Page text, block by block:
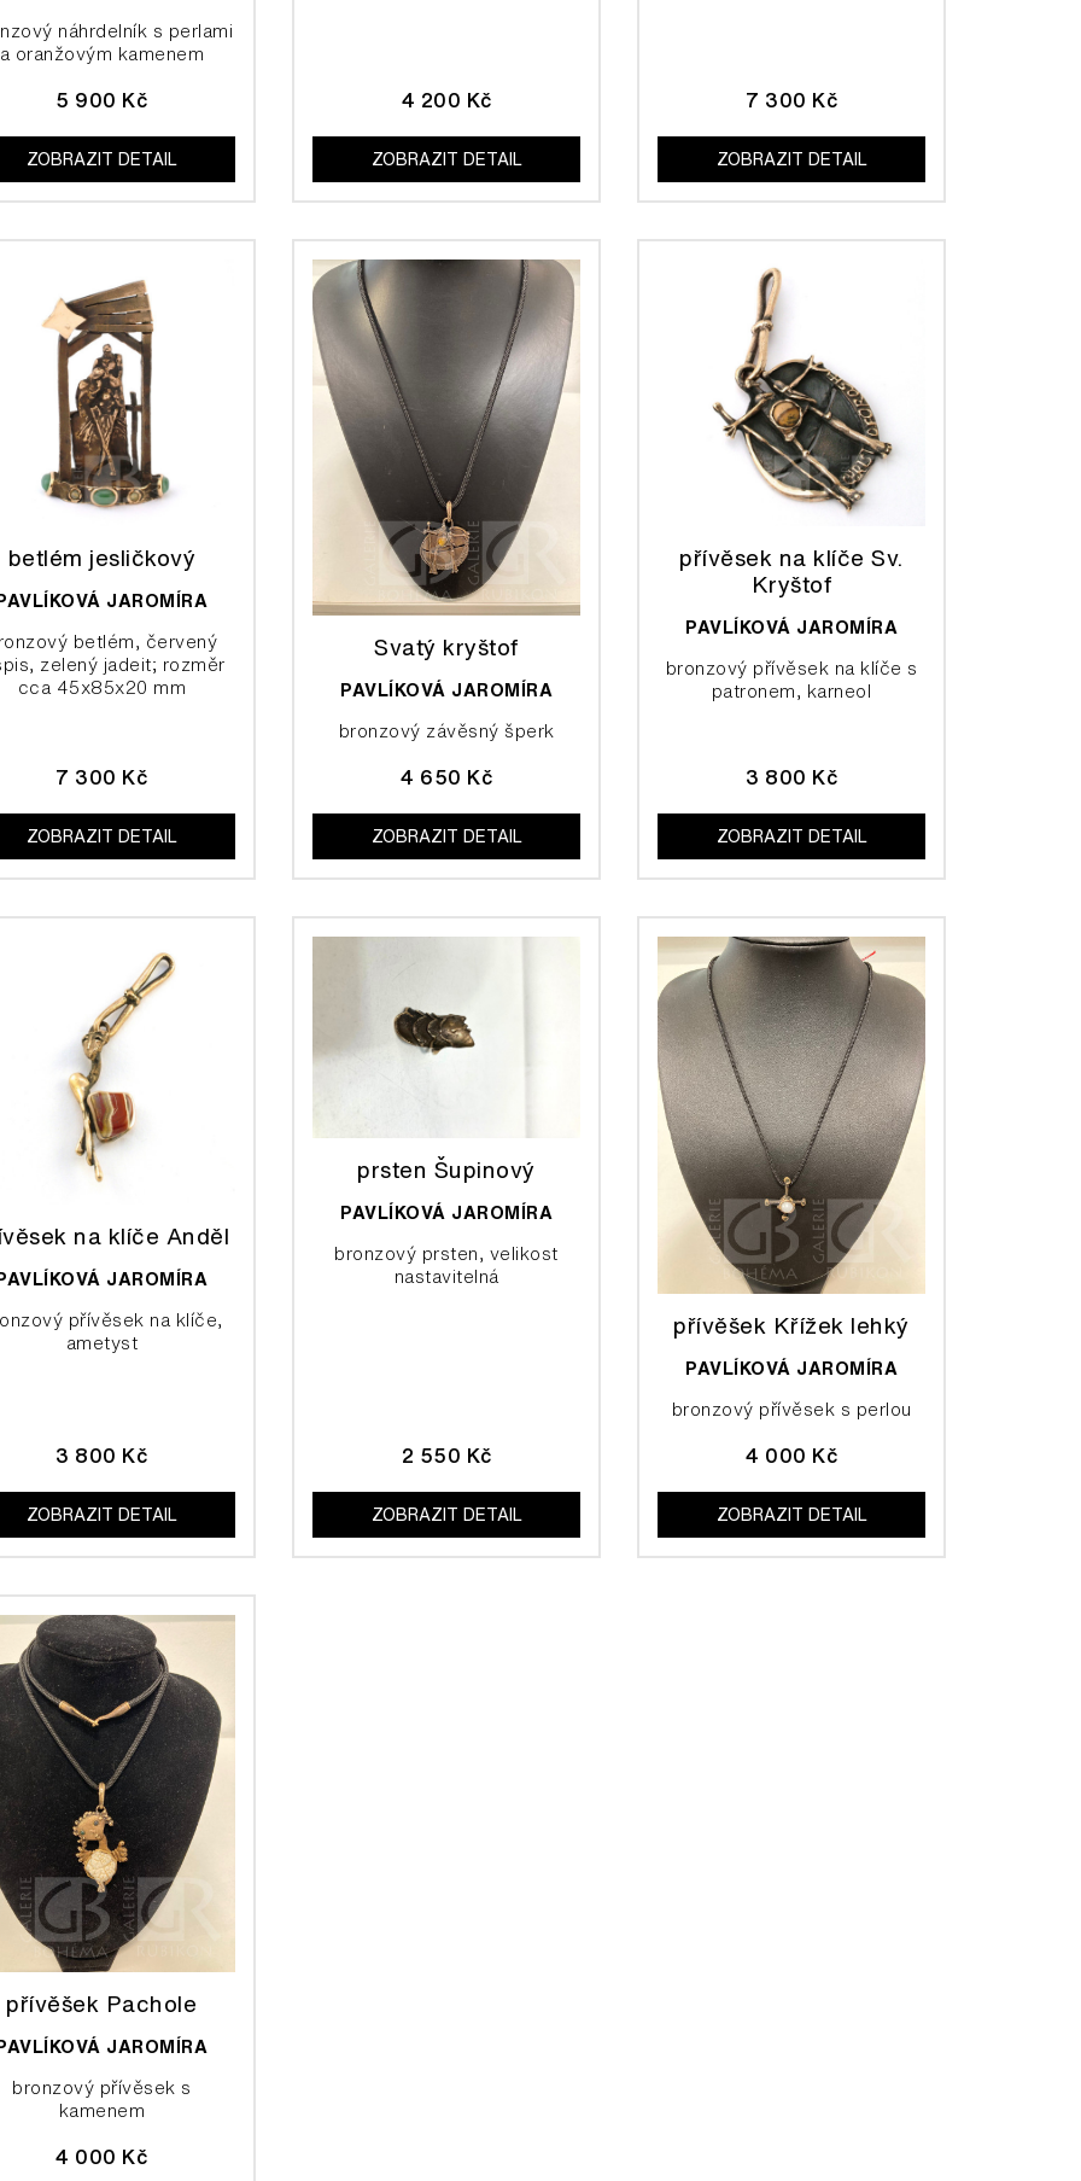
náhrdelník s perlami
a oranžovým kamenem
5 900 Kč
ZOBRAZIT DETAIL
4 200 Kč
ZOBRAZIT DETAIL
7 300 Kč
ZOBRAZIT DETAIL
betlém jesličkový
JAROMÍRA
betlém, červený
zelený jadeit; rozměr
cca 45x85x20 mm
7 300 Kč
ZOBRAZIT DETAIL
Svatý kryštof
PAVLÍKOVÁ JAROMÍRA
bronzový závěsný šperk
4 650 Kč
ZOBRAZIT DETAIL
přívěsek na klíče Sv.
Kryštof
PAVLÍKOVÁ JAROMÍRA
bronzový přívěsek na klíče s
patronem, karneol
3 800 Kč
ZOBRAZIT DETAIL
na klíče Anděl
JAROMÍRA
přívěsek na klíče,
ametyst
3 800 Kč
ZOBRAZIT DETAIL
prsten Šupinový
PAVLÍKOVÁ JAROMÍRA
bronzový prsten, velikost
nastavitelná
2 550 Kč
ZOBRAZIT DETAIL
přívěšek Křížek lehký
PAVLÍKOVÁ JAROMÍRA
bronzový přívěsek s perlou
4 000 Kč
ZOBRAZIT DETAIL
přívěšek Pachole
JAROMÍRA
bronzový přívěsek s
kamenem
4 000 Kč